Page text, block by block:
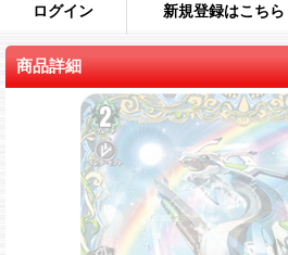
ログイン 新規登録はこちら
商品詳細